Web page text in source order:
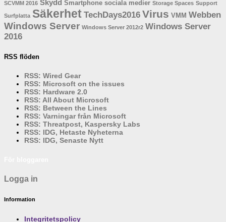
SCVMM 2016 Skydd Smartphone sociala medier Storage Spaces Support
Surfplatta Säkerhet TechDays2016 Virus VMM Webben
Windows Server Windows Server 2012r2 Windows Server
2016
RSS flöden
RSS: Wired Gear
RSS: Microsoft on the issues
RSS: Hardware 2.0
RSS: All About Microsoft
RSS: Between the Lines
RSS: Varningar från Microsoft
RSS: Threatpost, Kaspersky Labs
RSS: IDG, Hetaste Nyheterna
RSS: IDG, Senaste Nytt
Logga in
Information
Integritetspolicy